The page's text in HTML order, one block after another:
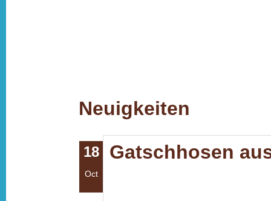
Neuigkeiten
18
Oct
Gatschhosen